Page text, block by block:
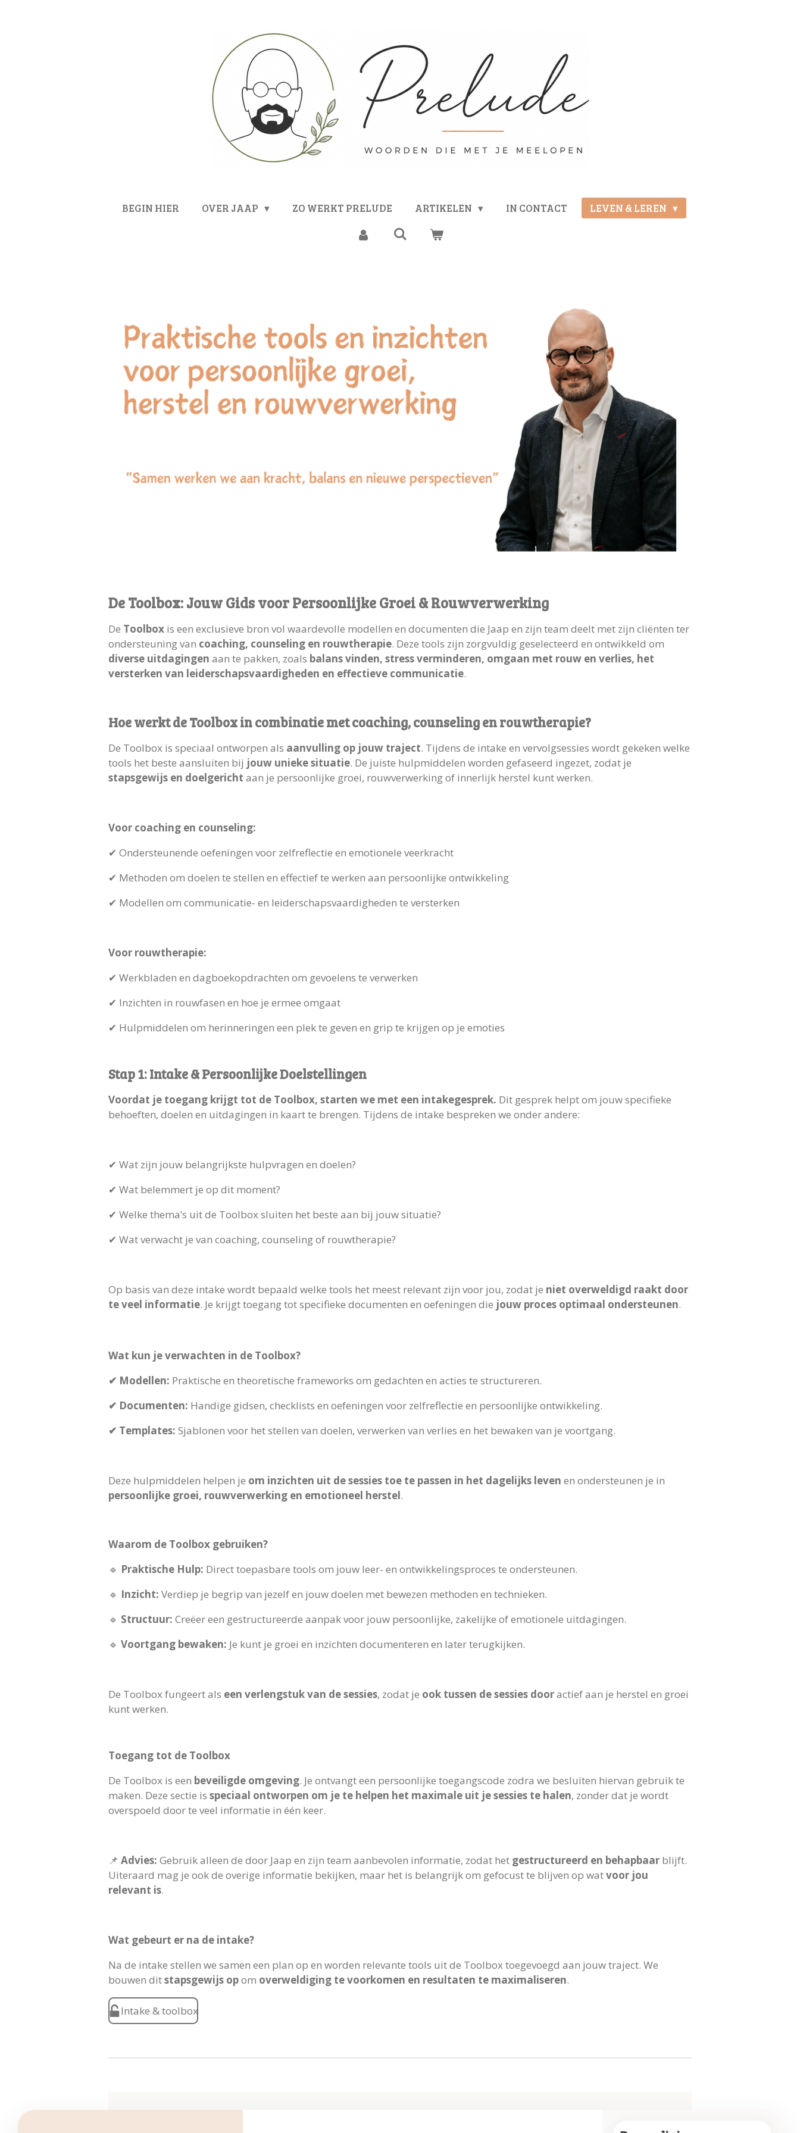
BEGIN HIER OVER JAAP ZO WERKT PRELUDE ARTIKELEN IN CONTACT LEVEN & LEREN
De Toolbox: Jouw Gids voor Persoonlijke Groei & Rouwverwerking
De Toolbox is een exclusieve bron vol waardevolle modellen en documenten die Jaap en zijn team deelt met zijn cliënten ter
ondersteuning van coaching, counseling en rouwtherapie. Deze tools zijn zorgvuldig geselecteerd en ontwikkeld om
diverse uitdagingen aan te pakken, zoals balans vinden, stress verminderen, omgaan met rouw en verlies, het
versterken van leiderschapsvaardigheden en effectieve communicatie.
Hoe werkt de Toolbox in combinatie met coaching, counseling en rouwtherapie?
De Toolbox is speciaal ontworpen als aanvulling op jouw traject. Tijdens de intake en vervolgsessies wordt gekeken welke
tools het beste aansluiten bij jouw unieke situatie. De juiste hulpmiddelen worden gefaseerd ingezet, zodat je
stapsgewijs en doelgericht aan je persoonlijke groei, rouwverwerking of innerlijk herstel kunt werken.
Voor coaching en counseling:
✔ Ondersteunende oefeningen voor zelfreflectie en emotionele veerkracht
✔ Methoden om doelen te stellen en effectief te werken aan persoonlijke ontwikkeling
✔ Modellen om communicatie- en leiderschapsvaardigheden te versterken
Voor rouwtherapie:
✔ Werkbladen en dagboekopdrachten om gevoelens te verwerken
✔ Inzichten in rouwfasen en hoe je ermee omgaat
✔ Hulpmiddelen om herinneringen een plek te geven en grip te krijgen op je emoties
Stap 1: Intake & Persoonlijke Doelstellingen
Voordat je toegang krijgt tot de Toolbox, starten we met een intakegesprek. Dit gesprek helpt om jouw specifieke
behoeften, doelen en uitdagingen in kaart te brengen. Tijdens de intake bespreken we onder andere:
✔ Wat zijn jouw belangrijkste hulpvragen en doelen?
✔ Wat belemmert je op dit moment?
✔ Welke thema’s uit de Toolbox sluiten het beste aan bij jouw situatie?
✔ Wat verwacht je van coaching, counseling of rouwtherapie?
Op basis van deze intake wordt bepaald welke tools het meest relevant zijn voor jou, zodat je niet overweldigd raakt door
te veel informatie. Je krijgt toegang tot specifieke documenten en oefeningen die jouw proces optimaal ondersteunen.
Wat kun je verwachten in de Toolbox?
✔ Modellen: Praktische en theoretische frameworks om gedachten en acties te structureren.
✔ Documenten: Handige gidsen, checklists en oefeningen voor zelfreflectie en persoonlijke ontwikkeling.
✔ Templates: Sjablonen voor het stellen van doelen, verwerken van verlies en het bewaken van je voortgang.
Deze hulpmiddelen helpen je om inzichten uit de sessies toe te passen in het dagelijks leven en ondersteunen je in
persoonlijke groei, rouwverwerking en emotioneel herstel.
Waarom de Toolbox gebruiken?
🔹 Praktische Hulp: Direct toepasbare tools om jouw leer- en ontwikkelingsproces te ondersteunen.
🔹 Inzicht: Verdiep je begrip van jezelf en jouw doelen met bewezen methoden en technieken.
🔹 Structuur: Creëer een gestructureerde aanpak voor jouw persoonlijke, zakelijke of emotionele uitdagingen.
🔹 Voortgang bewaken: Je kunt je groei en inzichten documenteren en later terugkijken.
De Toolbox fungeert als een verlengstuk van de sessies, zodat je ook tussen de sessies dooractief aan je herstel en groei
kunt werken.
Toegang tot de Toolbox
De Toolbox is een beveiligde omgeving. Je ontvangt een persoonlijke toegangscode zodra we besluiten hiervan gebruik te
maken. Deze sectie is speciaal ontworpen om je te helpen het maximale uit je sessies te halen, zonder dat je wordt
overspoeld door te veel informatie in één keer.
📌 Advies: Gebruik alleen de door Jaap en zijn team aanbevolen informatie, zodat het gestructureerd en behapbaar blijft.
Uiteraard mag je ook de overige informatie bekijken, maar het is belangrijk om gefocust te blijven op watvoor jou
relevant is.
Wat gebeurt er na de intake?
Na de intake stellen we samen een plan op en worden relevante tools uit de Toolbox toegevoegd aan jouw traject. We
bouwen ditstapsgewijs opom overweldiging te voorkomen en resultaten te maximaliseren.
Intake & toolbox